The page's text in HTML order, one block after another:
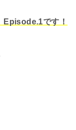
Episode.1です！